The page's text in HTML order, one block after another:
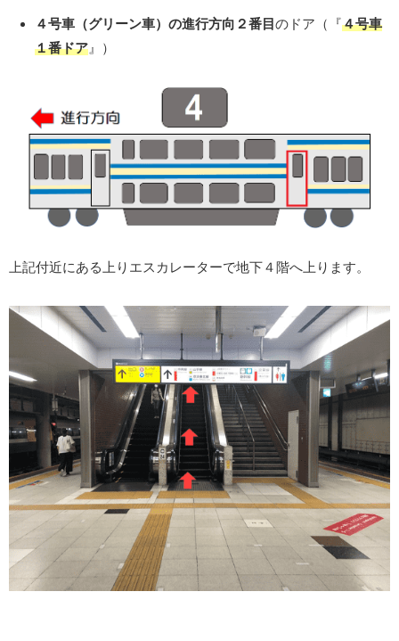
４号車（グリーン車）の進行方向２番目 のドア（『４号車
１番ドア 』）
上記付近にある上りエスカレーターで地下４階へ上ります。